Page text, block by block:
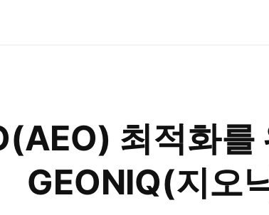
최적화를
GEONIQ(지오